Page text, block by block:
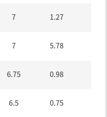
7 1.27
7 5.78
6.75 0.98
6.5 0.75